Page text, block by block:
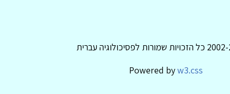
Powered byw3.css